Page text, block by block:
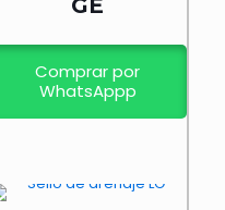
GE
Comprar por
WhatsAppp